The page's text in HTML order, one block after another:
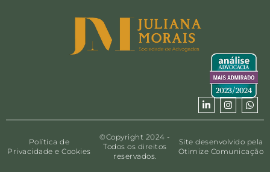
Política de
Privacidade e Cookies
©Copyright 2024 -
Todos os direitos
reservados.
Site desenvolvido pela
Otimize Comunicação